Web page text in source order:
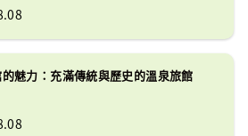
魅力：充滿傳統與歷史的溫泉旅館